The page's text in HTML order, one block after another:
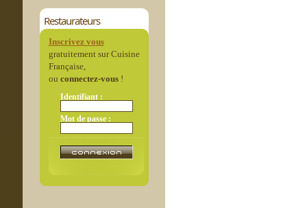
Restaurateurs
Inscrivez vous
gratuitement sur Cuisine
Française,
ou connectez-vous!
Identifiant :
Mot de passe :